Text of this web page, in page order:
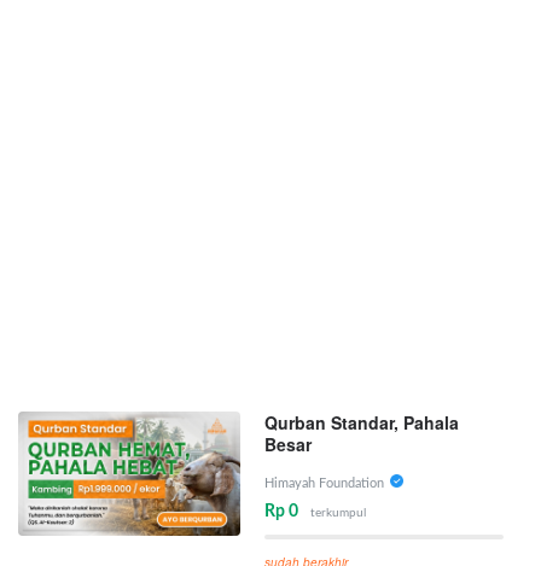
Qurban Standar, Pahala
Besar
Himayah Foundation
Rp 0 terkumpul
sudah berakhir